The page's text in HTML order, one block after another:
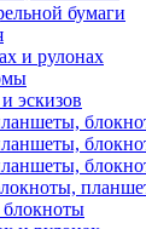
бумаги
и рулонах
эскизов